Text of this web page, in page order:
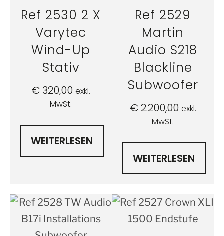
Ref 2530 2 X
Varytec
Wind-Up
Stativ
€ 320,00 exkl.
MwSt.
WEITERLESEN
Ref 2529
Martin
Audio S218
Blackline
Subwoofer
€2.200,00 exkl.
MwSt.
WEITERLESEN